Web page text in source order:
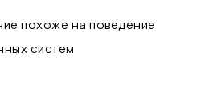
похоже на поведение
систем